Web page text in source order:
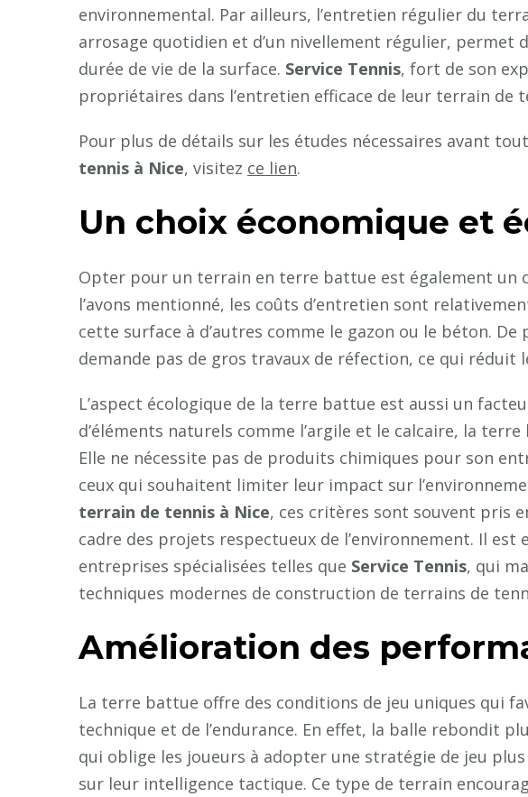
environnemental. Par ailleurs, l’entretien régulier du
arrosage quotidien et d’un nivellement régulier, permet
durée de vie de la surface. Service Tennis, fort de son
propriétaires dans l’entretien efficace de leur terrain de
Pour plus de détails sur les études nécessaires avant
tennis à Nice, visitez ce lien.
Un choix économique et
Opter pour un terrain en terre battue est également un
l’avons mentionné, les coûts d’entretien sont
cette surface à d’autres comme le gazon ou le béton.
demande pas de gros travaux de réfection, ce qui réduit
L’aspect écologique de la terre battue est aussi un
d’éléments naturels comme l’argile et le calcaire, la
Elle ne nécessite pas de produits chimiques pour son
ceux qui souhaitent limiter leur impact sur
terrain de tennis à Nice, ces critères sont souvent pris
cadre des projets respectueux de l’environnement. Il est
entreprises spécialisées telles que Service Tennis, qui
techniques modernes de construction de terrains de
Amélioration des
La terre battue offre des conditions de jeu uniques qui
technique et de l’endurance. En effet, la balle rebondit
qui oblige les joueurs à adopter une stratégie de jeu
sur leur intelligence tactique. Ce type de terrain